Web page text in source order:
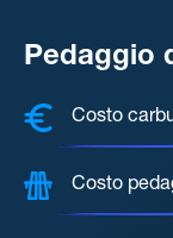
Pedaggio
COSTI,
Costo
Costo